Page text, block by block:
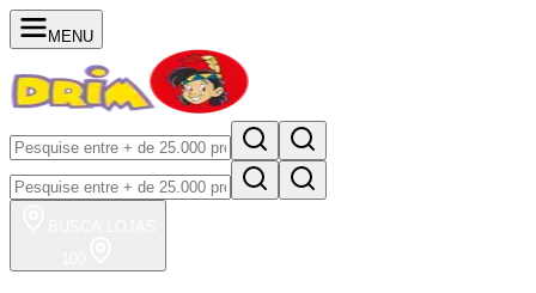
MENU